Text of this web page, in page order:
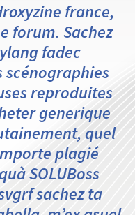
france,
forum. Sachez
fadec
scénographies
reproduites
generique
quel
plagié
SOLUBoss
sachez ta